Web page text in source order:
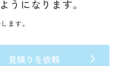
うになります。
ます。
見積りを依頼